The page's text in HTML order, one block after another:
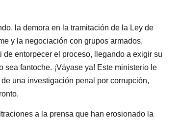
la demora en la tramitación de la Ley de
y la negociación con grupos armados,
entorpecer el proceso, llegando a exigir su
sea fantoche. ¡Váyase ya! Este ministerio le
una investigación penal por corrupción,
a la prensa que han erosionado la